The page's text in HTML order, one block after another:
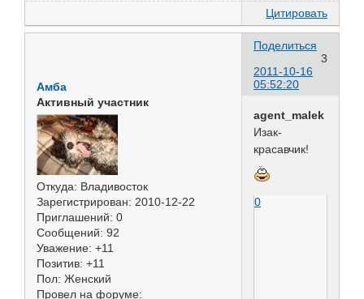
Цитировать
Поделиться
3
2011-10-16
05:52:20
Амба
Активный участник
Откуда: Владивосток
Зарегистрирован: 2010-12-22
Приглашений: 0
Сообщений: 92
Уважение: +11
Позитив: +11
Пол: Женский
Провел на форуме:
agent_malek
Изак-
красавчик!
0